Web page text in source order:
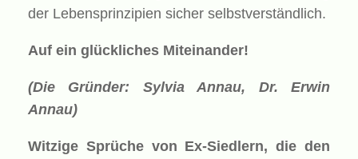
der Lebensprinzipien sicher selbstverständlich.
Auf ein glückliches Miteinander!
(Die Gründer: Sylvia Annau, Dr. Erwin
Annau)
Witzige Sprüche von Ex-Siedlern, die den